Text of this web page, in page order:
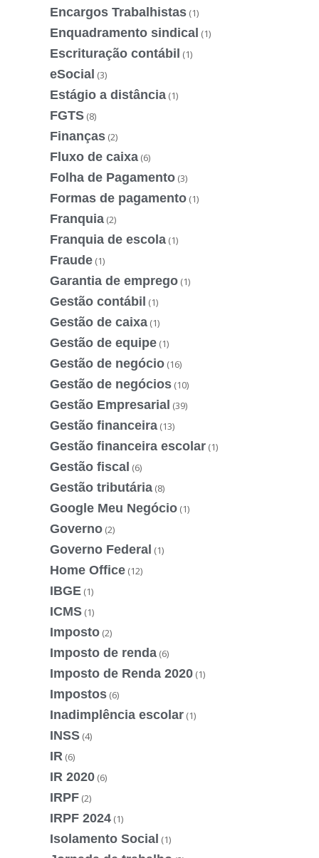
Encargos Trabalhistas (1)
Enquadramento sindical (1)
Escrituração contábil (1)
eSocial (3)
Estágio a distância (1)
FGTS (8)
Finanças (2)
Fluxo de caixa (6)
Folha de Pagamento (3)
Formas de pagamento (1)
Franquia (2)
Franquia de escola (1)
Fraude (1)
Garantia de emprego (1)
Gestão contábil (1)
Gestão de caixa (1)
Gestão de equipe (1)
Gestão de negócio (16)
Gestão de negócios (10)
Gestão Empresarial (39)
Gestão financeira (13)
Gestão financeira escolar (1)
Gestão fiscal (6)
Gestão tributária (8)
Google Meu Negócio (1)
Governo (2)
Governo Federal (1)
Home Office (12)
IBGE (1)
ICMS (1)
Imposto (2)
Imposto de renda (6)
Imposto de Renda 2020 (1)
Impostos (6)
Inadimplência escolar (1)
INSS (4)
IR (6)
IR 2020 (6)
IRPF (2)
IRPF 2024 (1)
Isolamento Social (1)